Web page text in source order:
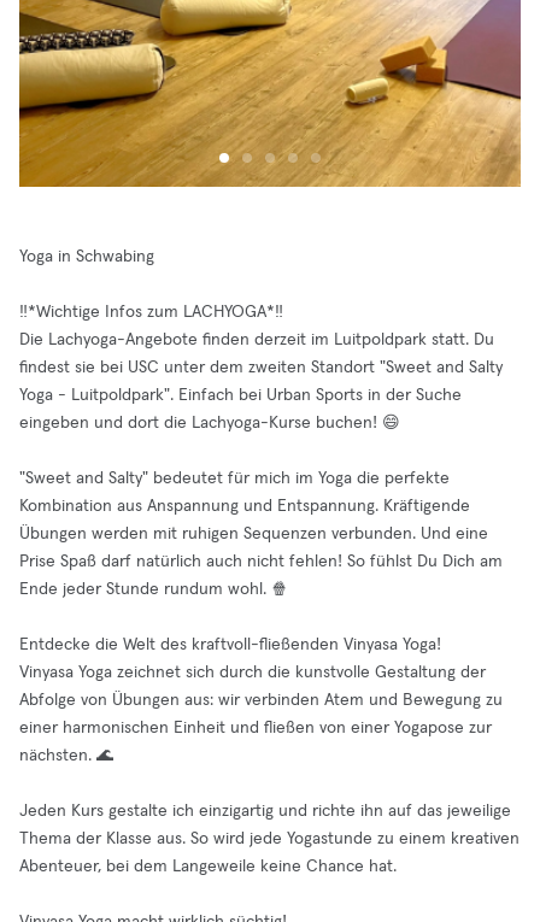
Yoga in Schwabing
‼️*Wichtige Infos zum LACHYOGA*‼️
Die Lachyoga-Angebote finden derzeit im Luitpoldpark statt. Du
findest sie bei USC unter dem zweiten Standort "Sweet and Salty
Yoga - Luitpoldpark". Einfach bei Urban Sports in der Suche
eingeben und dort die Lachyoga-Kurse buchen! 😄
"Sweet and Salty" bedeutet für mich im Yoga die perfekte
Kombination aus Anspannung und Entspannung. Kräftigende
Übungen werden mit ruhigen Sequenzen verbunden. Und eine
Prise Spaß darf natürlich auch nicht fehlen! So fühlst Du Dich am
Ende jeder Stunde rundum wohl. 🍿
Entdecke die Welt des kraftvoll-fließenden Vinyasa Yoga!
Vinyasa Yoga zeichnet sich durch die kunstvolle Gestaltung der
Abfolge von Übungen aus: wir verbinden Atem und Bewegung zu
einer harmonischen Einheit und fließen von einer Yogapose zur
nächsten. 🌊
Jeden Kurs gestalte ich einzigartig und richte ihn auf das jeweilige
Thema der Klasse aus. So wird jede Yogastunde zu einem kreativen
Abenteuer, bei dem Langeweile keine Chance hat.